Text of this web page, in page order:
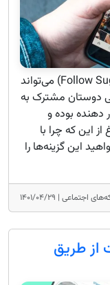
با اینکه قابلیت “پیشنهاد فالو” (Follow Suggestions) می‌تواند
دوستان مشترک به
دهنده بوده و
این که چرا با
این گزینه‌ها را
اجتماعی | ۱۴۰۱/۰۴/۲۹
از طریق